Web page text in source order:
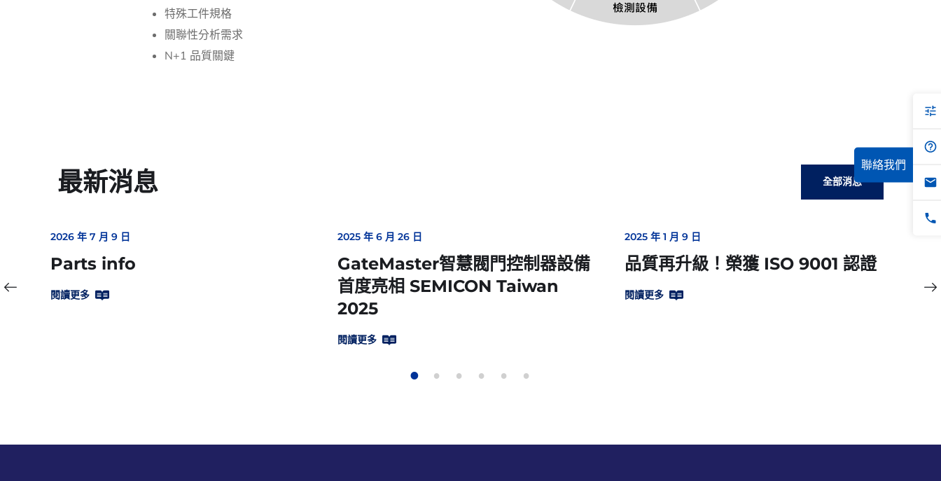
特殊工件規格
關聯性分析需求
N+1 品質關鍵
最新消息 全部消息
2026 年 7 月 9 日
Parts info
閱讀更多
2025 年 6 月 26 日
GateMaster智慧閥門控制器設備
首度亮相 SEMICON Taiwan
2025
閱讀更多
2025 年 1 月 9 日
品質再升級！榮獲 ISO 9001 認證
閱讀更多
1 2 3 4 5 6
聯絡我們